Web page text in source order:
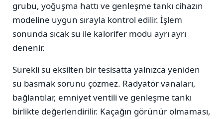
grubu, yoğuşma hattı ve genleşme tankı cihazın
modeline uygun sırayla kontrol edilir. İşlem
sonunda sıcak su ile kalorifer modu ayrı ayrı
denenir.
Sürekli su eksilten bir tesisatta yalnızca yeniden
su basmak sorunu çözmez. Radyatör vanaları,
bağlantılar, emniyet ventili ve genleşme tankı
birlikte değerlendirilir. Kaçağın görünür olmaması,